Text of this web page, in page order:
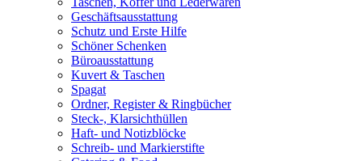
Geschäftsausstattung
Schutz und Erste Hilfe
Schöner Schenken
Büroausstattung
Kuvert & Taschen
Spagat
Ordner, Register & Ringbücher
Steck-, Klarsichthüllen
Haft- und Notizblöcke
Schreib- und Markierstifte